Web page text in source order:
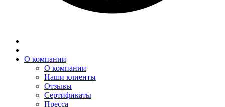
О компании
О компании
Наши клиенты
Отзывы
Сертификаты
Пресса